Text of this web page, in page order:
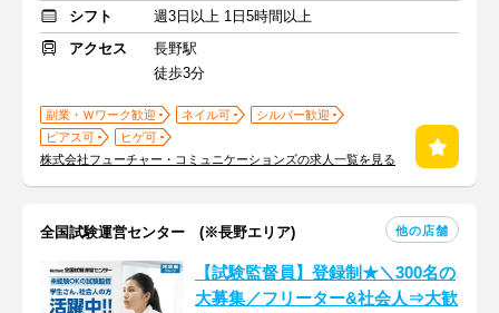
シフト
週3日以上 1日5時間以上
アクセス
長野駅
徒歩3分
副業・Ｗワーク歓迎 ネイル可
シルバー歓迎
ピアス可
ヒゲ可
株式会社フューチャー・コミュニケーションズの求人一覧を見る
全国試験運営センター (※長野エリア) 他の店舗
【試験監督員】登録制★＼300名の
大募集／フリーター&社会人⇒大歓